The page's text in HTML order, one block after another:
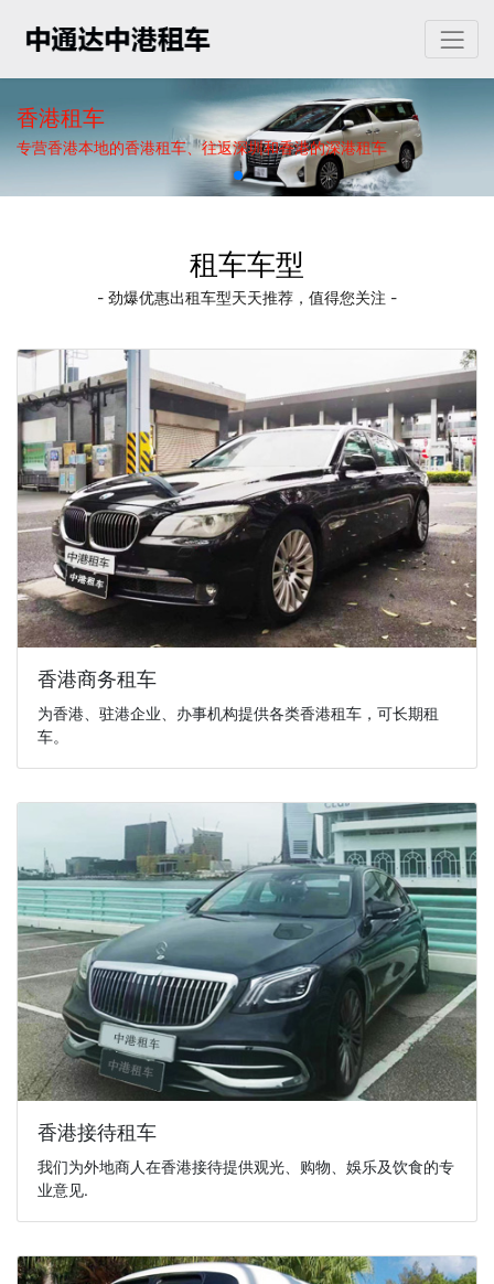
香港租车
专营香港本地的香港租车、往返深圳和香港的深港租车
租车车型
- 劲爆优惠出租车型天天推荐，值得您关注 -
香港商务租车
为香港、驻港企业、办事机构提供各类香港租车，可长期租
车。
香港接待租车
我们为外地商人在香港接待提供观光、购物、娛乐及饮食的专
业意见.